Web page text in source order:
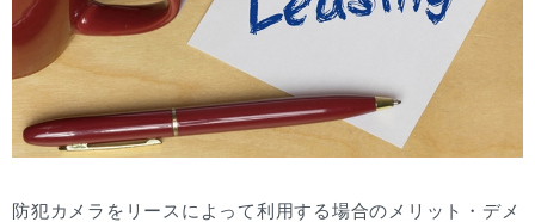
防犯カメラをリースによって利用する場合のメリット・デメ